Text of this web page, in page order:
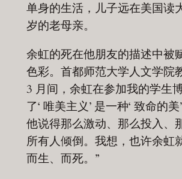
单身的生活，儿子远在美国读
岁的老母亲。
余虹的死在他朋友的描述中被
色彩。首都师范大学人文学院
3 月间，余虹在参加我的学生
了‘ 唯美主义’ 是一种‘ 致命的
他说得那么激动、那么投入、
所有人倾倒。我想，也许余虹
而生、而死。”